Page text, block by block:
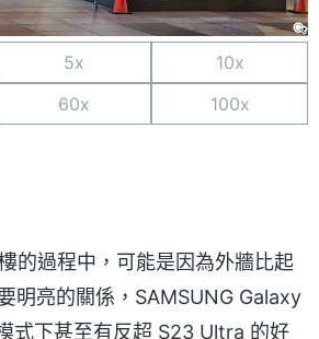
5x
10x
60x 100x
的過程中，可能是因為外牆比起
明亮的關係，SAMSUNG Galaxy
式下甚至有反超 S23 Ultra 的好